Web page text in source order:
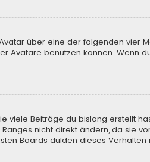
über eine der folgenden vier
Avatare benutzen können. Wenn
viele Beiträge du bislang erstellt
nicht direkt ändern, da sie
Boards dulden dieses